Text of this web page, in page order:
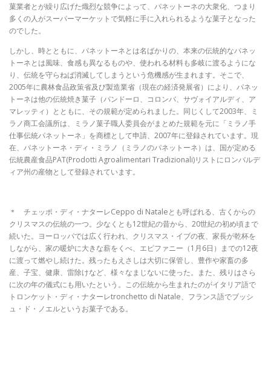
菓業者とが繰り広げた熾烈な競争によって、パネットーネの大衆化、つまり
多くの人がスーパーマーケットで気軽に手に入れられるような菓子となった
のでした。
しかし、時とともに、パネットーネとは名ばかりの、本来の伝統的なパネッ
トーネとは風味、食感も異なるものや、使われる材料も多岐に渡るようにな
り、伝統を守らねば消滅してしまうという危機感が生まれます。そこで、
2005年に農林食品政策省及び製造業省（現在の経済発展省）により、パネッ
トーネは他の伝統焼き菓子（パンドーロ、コロンバ、サヴォイアルディ、ア
マレッティ）とともに、その規範が定められました。同じくして2003年、ミ
ラノ商工会議所は、ミラノ菓子職人委員会がまとめた規範を元に「ミラノ手
仕事伝統パネットーネ」を商標として申請、2007年に登録されています。現
在、パネットーネ・ディ・ミラノ（ミラノのパネットーネ）は、国が定める
伝統農産食品PAT(Prodotti Agroalimentari Tradizionali)リストにロンバルデ
ィア州の産物として登録されています。
＊ チェッポ・ディ・ナターレCeppo di Nataleとも呼ばれる、古くからの
クリスマスの伝統の一つ。少なくとも12世紀の昔から、20世紀の初め頃まで
続いた。ヨーロッパでは広く行われ、クリスマス・イブの夜、家長が乾杯を
しながら、家の暖炉に大きな薪をくべ、エピファニー（1月6日）までの12夜
に渡って燃やし続けた。残ったもえさしは大切に保管し、豊作や家畜の多
産、子宝、健康、雷除けなど、様々なまじないに使った。また、残りはさら
に次の年の儀式にも用いたという。この伝統から生まれたのがイタリア語で
トロンケット・ディ・ナターレtronchetto di Natale、フランス語でブッシ
ュ・ド・ノエルというお菓子である。